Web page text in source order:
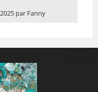
par Fanny